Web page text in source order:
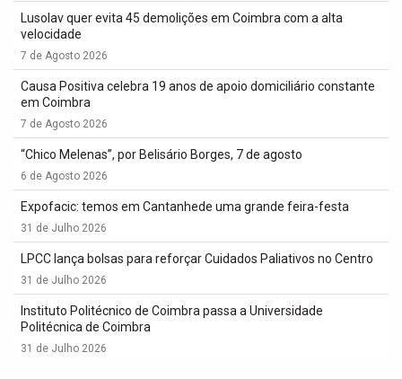
Lusolav quer evita 45 demolições em Coimbra com a alta
velocidade
7 de Agosto 2026
Causa Positiva celebra 19 anos de apoio domiciliário constante
em Coimbra
7 de Agosto 2026
“Chico Melenas”, por Belisário Borges, 7 de agosto
6 de Agosto 2026
Expofacic: temos em Cantanhede uma grande feira-festa
31 de Julho 2026
LPCC lança bolsas para reforçar Cuidados Paliativos no Centro
31 de Julho 2026
Instituto Politécnico de Coimbra passa a Universidade
Politécnica de Coimbra
31 de Julho 2026